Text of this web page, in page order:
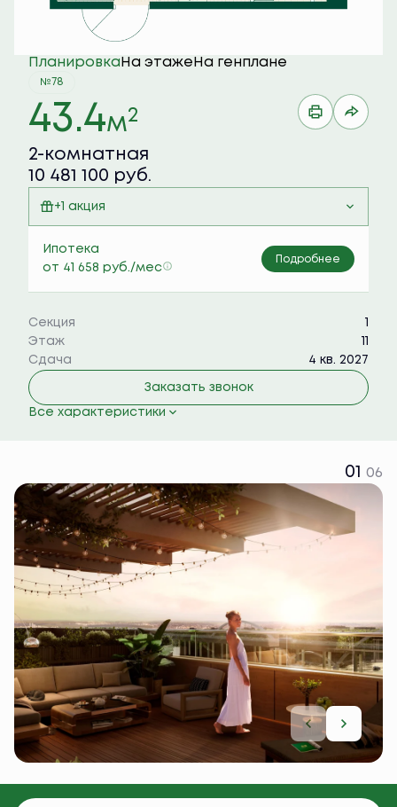
Планировка На этаже На генплане
№78
43.4м2
2-комнатная
10 481 100 руб.
+1 акция
Ипотека
от 41 658 руб./мес
Подробнее
Секция
1
Этаж
11
Сдача
4 кв. 2027
Заказать звонок
Все характеристики
01 06